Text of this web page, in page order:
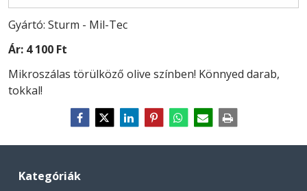
Gyártó: Sturm - Mil-Tec
Ár: 4 100 Ft
Mikroszálas törülköző olive színben! Könnyed darab,
tokkal!
Kategóriák